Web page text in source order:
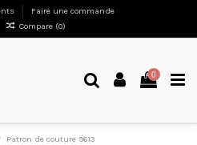
Faire une commande
Compare (0)
0
Patron de couture 9613